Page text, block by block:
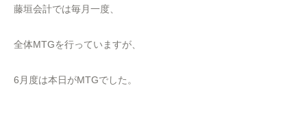
藤垣会計では毎月一度、
全体MTGを行っていますが、
6月度は本日がMTGでした。